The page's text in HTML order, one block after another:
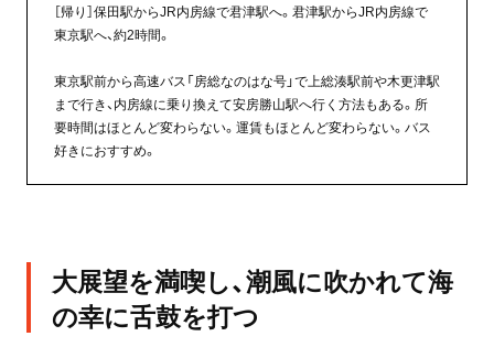
［帰り］保田駅からJR内房線で君津駅へ。君津駅からJR内房線で
東京駅へ、約2時間。
東京駅前から高速バス「房総なのはな号」で上総湊駅前や木更津駅
まで行き、内房線に乗り換えて安房勝山駅へ行く方法もある。所
要時間はほとんど変わらない。運賃もほとんど変わらない。バス
好きにおすすめ。
大展望を満喫し、潮風に吹かれて海
の幸に舌鼓を打つ